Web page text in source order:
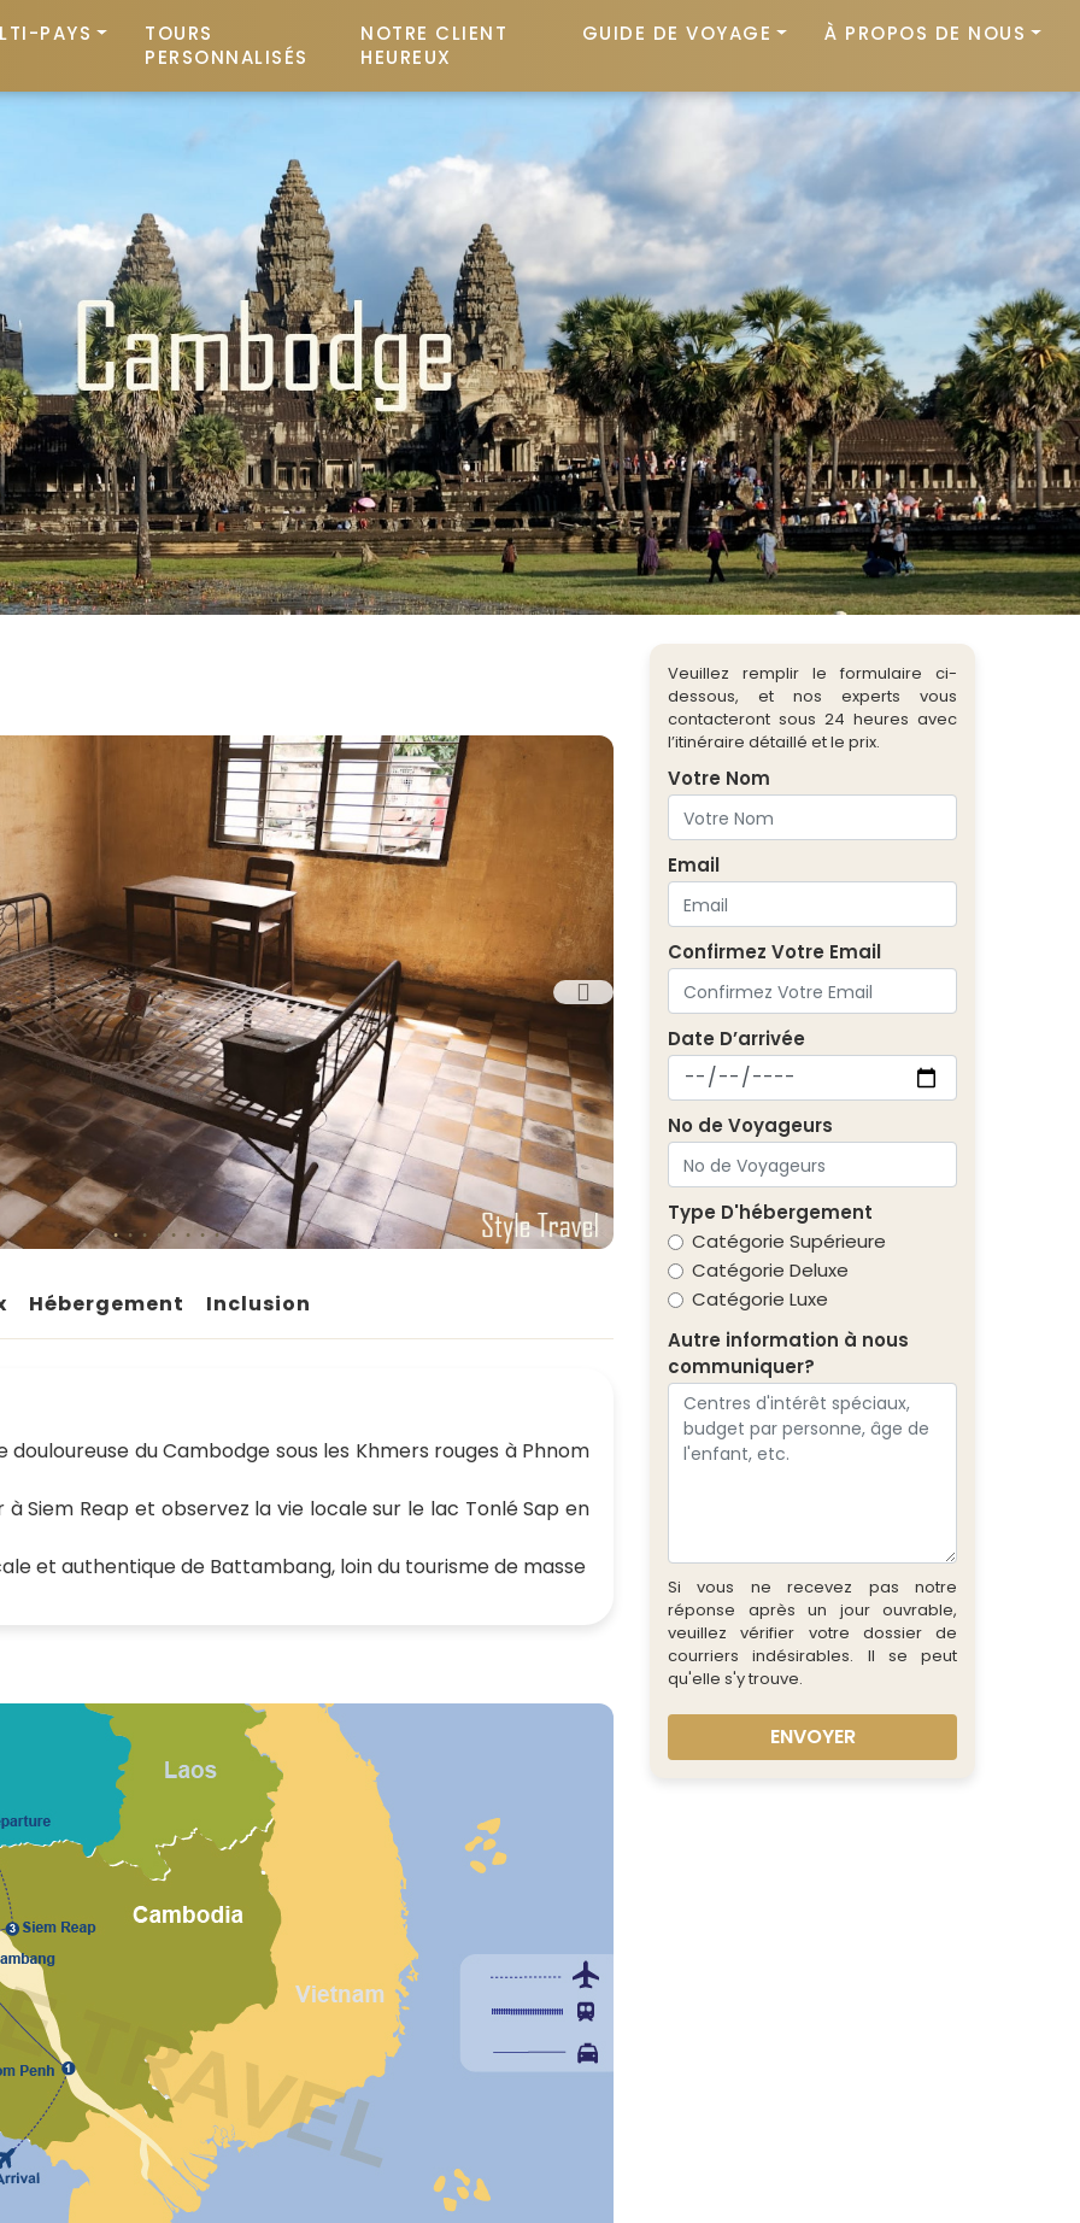
PAYS
TOURS
PERSONNALISÉS
NOTRE CLIENT
HEUREUX
GUIDE DE VOYAGE À PROPOS DE NOUS
Hébergement Inclusion
du Cambodge sous les Khmers rouges à Phnom
Siem Reap et observez la vie locale sur le lac Tonlé Sap en
et authentique de Battambang, loin du tourisme de masse
Veuillez remplir le formulaire ci-
dessous, et nos experts vous
contacteront sous 24 heures avec
l’itinéraire détaillé et le prix.
Votre Nom
Email
Confirmez Votre Email
Date D’arrivée
No de Voyageurs
Type D'hébergement
Catégorie Supérieure
Catégorie Deluxe
Catégorie Luxe
Autre information à nous
communiquer?
Si vous ne recevez pas notre
réponse après un jour ouvrable,
veuillez vérifier votre dossier de
courriers indésirables. Il se peut
qu'elle s'y trouve.
ENVOYER